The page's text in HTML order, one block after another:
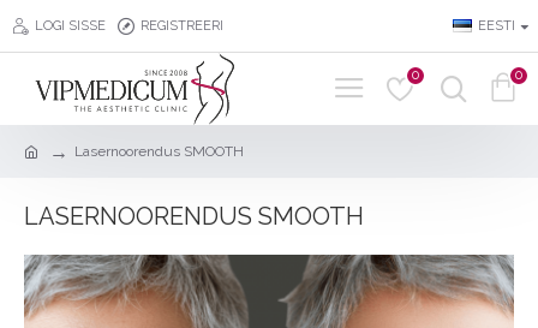
LOGI SISSE REGISTREERI EESTI
0 0
Lasernoorendus SMOOTH
LASERNOORENDUS SMOOTH